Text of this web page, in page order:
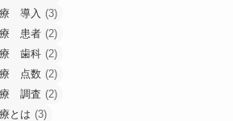
療 導入 (3)
療 患者 (2)
療 歯科 (2)
療 点数 (2)
療 調査 (2)
とは (3)